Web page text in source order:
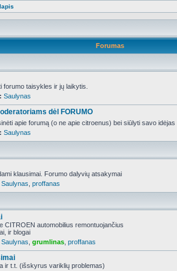
Forumas
forumo taisykles ir jų laikytis.
Saulynas
dėl FORUMO
apie forumą (o ne apie citroenus) bei siūlyti savo
Saulynas
klausimai. Forumo dalyvių atsakymai
Saulynas proffanas
CITROEN automobilius remontuojančius
ir blogai
Saulynas grumlinas proffanas
ir t.t. (išskyrus variklių problemas)